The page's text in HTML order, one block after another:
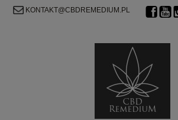
KONTAKT@CBDREMEDIUM.PL